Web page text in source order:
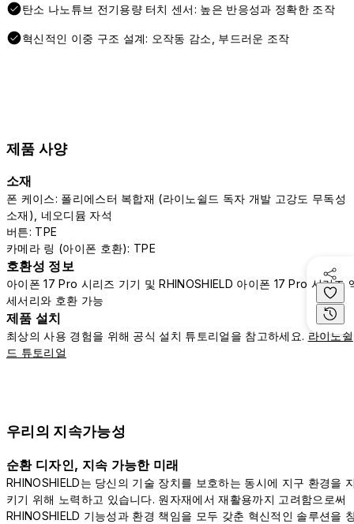
탄소 나노튜브 전기용량 터치 센서: 높은 반응성과 정확한 조작
혁신적인 이중 구조 설계: 오작동 감소, 부드러운 조작
제품 사양
소재
폰 케이스: 폴리에스터 복합재 (라이노쉴드 독자 개발 고강도 무독성
소재), 네오디뮴 자석
버튼: TPE
카메라 링 (아이폰 호환): TPE
호환성 정보
아이폰 17 Pro 시리즈 기기 및 RHINOSHIELD 아이폰 17 Pro 시리즈
세서리와 호환 가능
제품 설치
최상의 사용 경험을 위해 공식 설치 튜토리얼을 참고하세요. 라이노쉴
드 튜토리얼
우리의 지속가능성
순환 디자인, 지속 가능한 미래
RHINOSHIELD는 당신의 기술 장치를 보호하는 동시에 지구 환경을
키기 위해 노력하고 있습니다. 원자재에서 재활용까지 고려함으로써
RHINOSHIELD 기능성과 환경 책임을 모두 갖춘 혁신적인 솔루션을